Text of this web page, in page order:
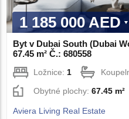
1 185 000 AED
Byt v Dubai South (Dubai
67.45 m² Č.: 680558
Ložnice: 1
Obytné plochy:67.45 m²
Aviera Living Real Estate